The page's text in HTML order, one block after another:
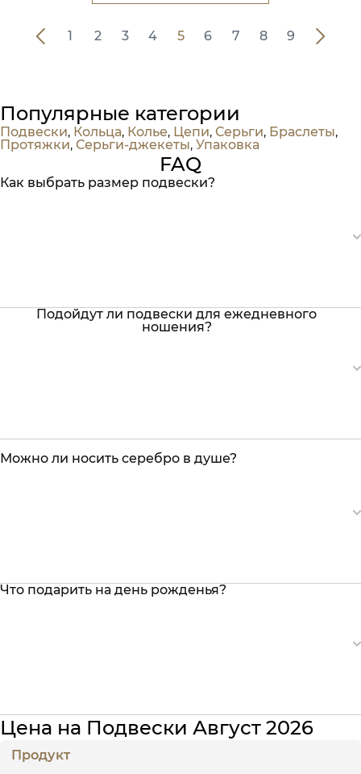
1 2 3 4 5 6 7 8 9
Популярные категории
Подвески, Кольца, Колье, Цепи, Серьги, Браслеты,
Протяжки, Серьги-джекеты, Упаковка
FAQ
Как выбрать размер подвески?
Подойдут ли подвески для ежедневного
ношения?
Можно ли носить серебро в душе?
Что подарить на день рожденья?
Цена на Подвески Август 2026
Продукт